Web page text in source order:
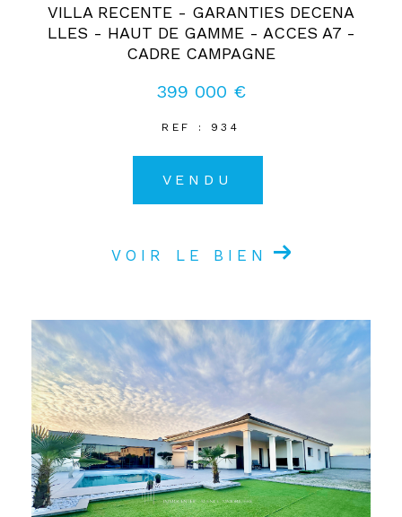
VILLA RECENTE - GARANTIES DECENA
LLES - HAUT DE GAMME - ACCES A7 -
CADRE CAMPAGNE
399 000 €
REF : 934
VENDU
VOIR LE BIEN